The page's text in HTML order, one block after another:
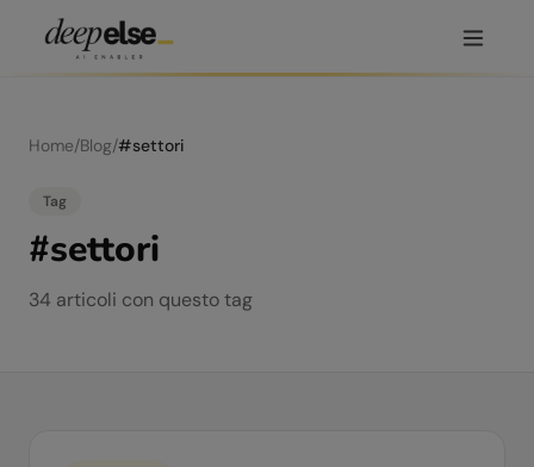
Home/Blog/#settori
Tag
#settori
34 articoli con questo tag